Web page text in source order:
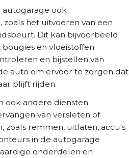
autogarage ook
het uitvoeren van een
Dit kan bijvoorbeeld
en vloeistoffen
en bijstellen van
auto om ervoor te zorgen dat
blijft rijden.
ook andere diensten
van versleten of
zoals remmen, uitlaten, accu's
in de autogarage
onderdelen en